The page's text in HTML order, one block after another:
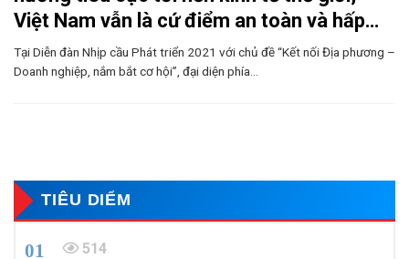
Việt Nam vẫn là cứ điểm an toàn và hấp
dẫn của dòng vốn FDI
Tại Diễn đàn Nhịp cầu Phát triển 2021 với chủ đề “Kết nối Địa phương –
Doanh nghiệp, nắm bắt cơ hội”, đại diện phía...
TIÊU DIỂM
514